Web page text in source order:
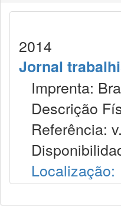
2014
Jornal
Imprenta:
Descrição
Referência:
Localização: